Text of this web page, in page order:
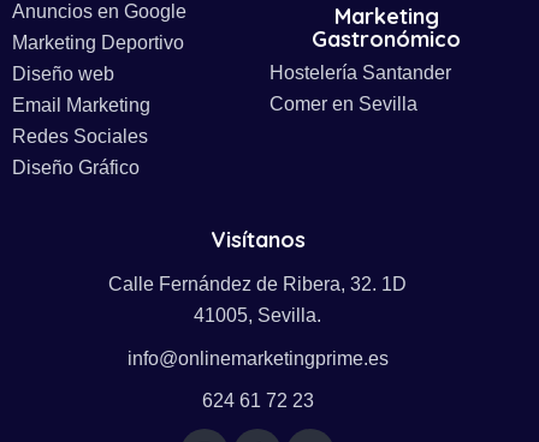
Anuncios en Google
Marketing Deportivo
Diseño web
Email Marketing
Redes Sociales
Diseño Gráfico
Marketing
Gastronómico
Hostelería Santander
Comer en Sevilla
Visítanos
Calle Fernández de Ribera, 32. 1D
41005, Sevilla.
info@onlinemarketingprime.es
624 61 72 23